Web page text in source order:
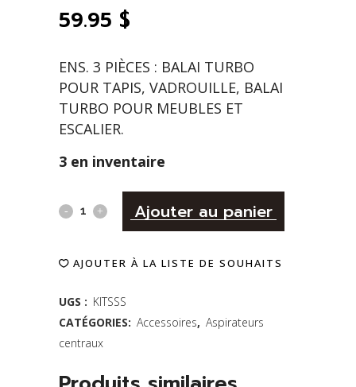
59.95 $
ENS. 3 PIÈCES : BALAI TURBO
POUR TAPIS, VADROUILLE, BALAI
TURBO POUR MEUBLES ET
ESCALIER.
3 en inventaire
Ensemble
trois
brosses
comprenant
Ajouter au panier
AJOUTER À LA LISTE DE SOUHAITS
UGS : KITSSS
CATÉGORIES: Accessoires, Aspirateurs
centraux